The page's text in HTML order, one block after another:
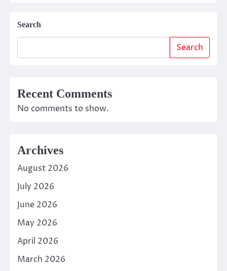
Search
Search
Recent Comments
No comments to show.
Archives
August 2026
July 2026
June 2026
May 2026
April 2026
March 2026